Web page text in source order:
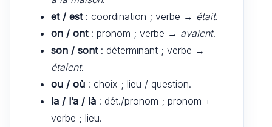
et / est: coordination ; verbe → était.
on / ont: pronom ; verbe → avaient.
son / sont: déterminant ; verbe →
étaient.
ou / où : choix ; lieu / question.
la / l’a / là : dét./pronom ; pronom +
verbe ; lieu.